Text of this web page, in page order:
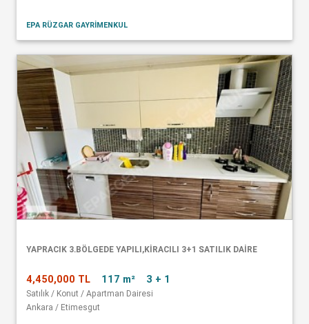
EPA RÜZGAR GAYRİMENKUL
YAPRACIK 3.BÖLGEDE YAPILI,KİRACILI 3+1 SATILIK DAİRE
4,450,000 TL 117 m² 3 + 1
Satılık / Konut / Apartman Dairesi
Ankara / Etimesgut